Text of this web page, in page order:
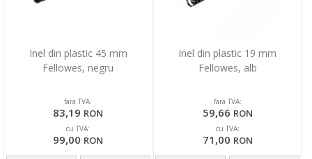
Inel din plastic 45 mm
Fellowes, negru
fara TVA:
83,19 RON
cu TVA:
99,00 RON
Inel din plastic 19 mm
Fellowes, alb
fara TVA:
59,66 RON
cu TVA:
71,00 RON